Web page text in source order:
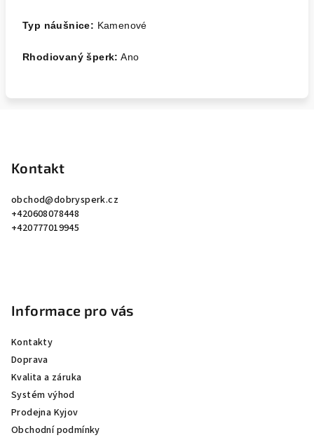
Typ náušnice: Kamenové
Rhodiovaný šperk: Ano
Kontakt
obchod@dobrysperk.cz
+420608078448
+420777019945
Informace pro vás
Kontakty
Doprava
Kvalita a záruka
Systém výhod
Prodejna Kyjov
Obchodní podmínky